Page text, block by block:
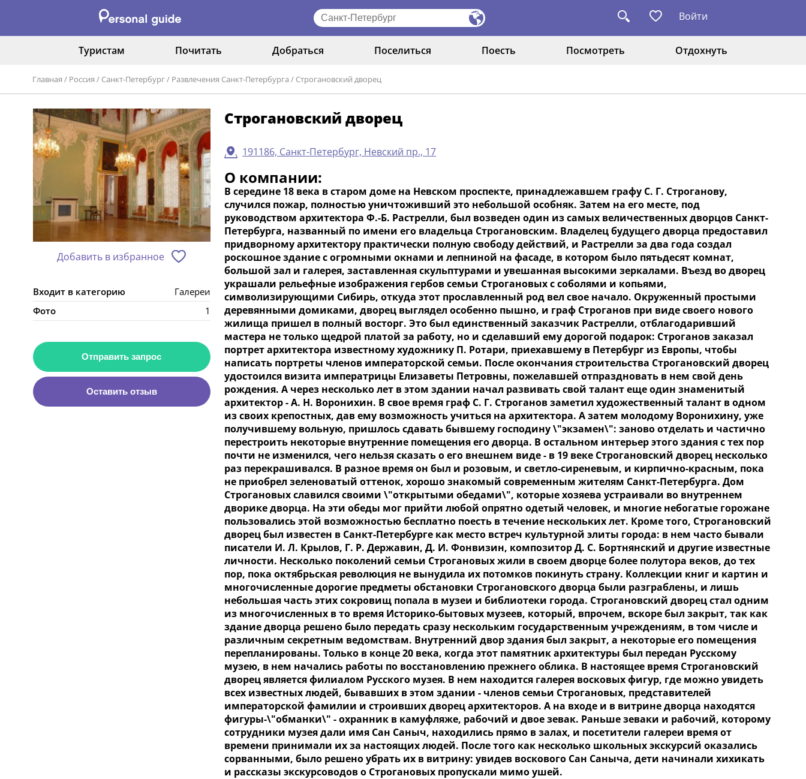
Войти
Туристам Почитать Добраться Поселиться Поесть Посмотреть Отдохнуть
Главная / Россия / Санкт-Петербург/ Развлечения Санкт-Петербурга / Строгановский дворец
Добавить в избранное
Входит в категорию
Галереи
Фото
1
Отправить запрос
Оставить отзыв
Строгановский дворец
191186, Санкт-Петербург, Невский пр., 17
О компании:
В середине 18 века в старом доме на Невском проспекте, принадлежавшем графу С. Г. Строганову,
случился пожар, полностью уничтоживший это небольшой особняк. Затем на его месте, под
руководством архитектора Ф.-Б. Растрелли, был возведен один из самых величественных дворцов Санкт-
Петербурга, названный по имени его владельца Строгановским. Владелец будущего дворца предоставил
придворному архитектору практически полную свободу действий, и Растрелли за два года создал
роскошное здание с огромными окнами и лепниной на фасаде, в котором было пятьдесят комнат,
большой зал и галерея, заставленная скульптурами и увешанная высокими зеркалами. Въезд во дворец
украшали рельефные изображения гербов семьи Строгановых с соболями и копьями,
символизирующими Сибирь, откуда этот прославленный род вел свое начало. Окруженный простыми
деревянными домиками, дворец выглядел особенно пышно, и граф Строганов при виде своего нового
жилища пришел в полный восторг. Это был единственный заказчик Растрелли, отблагодаривший
мастера не только щедрой платой за работу, но и сделавший ему дорогой подарок: Строганов заказал
портрет архитектора известному художнику П. Ротари, приехавшему в Петербург из Европы, чтобы
написать портреты членов императорской семьи. После окончания строительства Строгановский дворец
удостоился визита императрицы Елизаветы Петровны, пожелавшей отпраздновать в нем свой день
рождения. А через несколько лет в этом здании начал развивать свой талант еще один знаменитый
архитектор - А. Н. Воронихин. В свое время граф С. Г. Строганов заметил художественный талант в одном
из своих крепостных, дав ему возможность учиться на архитектора. А затем молодому Воронихину, уже
получившему вольную, пришлось сдавать бывшему господину \"экзамен\": заново отделать и частично
перестроить некоторые внутренние помещения его дворца. В остальном интерьер этого здания с тех пор
почти не изменился, чего нельзя сказать о его внешнем виде - в 19 веке Строгановский дворец несколько
раз перекрашивался. В разное время он был и розовым, и светло-сиреневым, и кирпично-красным, пока
не приобрел зеленоватый оттенок, хорошо знакомый современным жителям Санкт-Петербурга. Дом
Строгановых славился своими \"открытыми обедами\", которые хозяева устраивали во внутреннем
дворике дворца. На эти обеды мог прийти любой опрятно одетый человек, и многие небогатые горожане
пользовались этой возможностью бесплатно поесть в течение нескольких лет. Кроме того, Строгановский
дворец был известен в Санкт-Петербурге как место встреч культурной элиты города: в нем часто бывали
писатели И. Л. Крылов, Г. Р. Державин, Д. И. Фонвизин, композитор Д. С. Бортнянский и другие известные
личности. Несколько поколений семьи Строгановых жили в своем дворце более полутора веков, до тех
пор, пока октябрьская революция не вынудила их потомков покинуть страну. Коллекции книг и картин и
многочисленные дорогие предметы обстановки Строгановского дворца были разграблены, и лишь
небольшая часть этих сокровищ попала в музеи и библиотеки города. Строгановский дворец стал одним
из многочисленных в то время Историко-бытовых музеев, который, впрочем, вскоре был закрыт, так как
здание дворца решено было передать сразу нескольким государственным учреждениям, в том числе и
различным секретным ведомствам. Внутренний двор здания был закрыт, а некоторые его помещения
перепланированы. Только в конце 20 века, когда этот памятник архитектуры был передан Русскому
музею, в нем начались работы по восстановлению прежнего облика. В настоящее время Строгановский
дворец является филиалом Русского музея. В нем находится галерея восковых фигур, где можно увидеть
всех известных людей, бывавших в этом здании - членов семьи Строгановых, представителей
императорской фамилии и строивших дворец архитекторов. А на входе и в витрине дворца находятся
фигуры-\"обманки\" - охранник в камуфляже, рабочий и двое зевак. Раньше зеваки и рабочий, которому
сотрудники музея дали имя Сан Саныч, находились прямо в залах, и посетители галереи время от
времени принимали их за настоящих людей. После того как несколько школьных экскурсий оказались
сорванными, было решено убрать их в витрину: увидев воскового Сан Саныча, дети начинали хихикать
и рассказы экскурсоводов о Строгановых пропускали мимо ушей.